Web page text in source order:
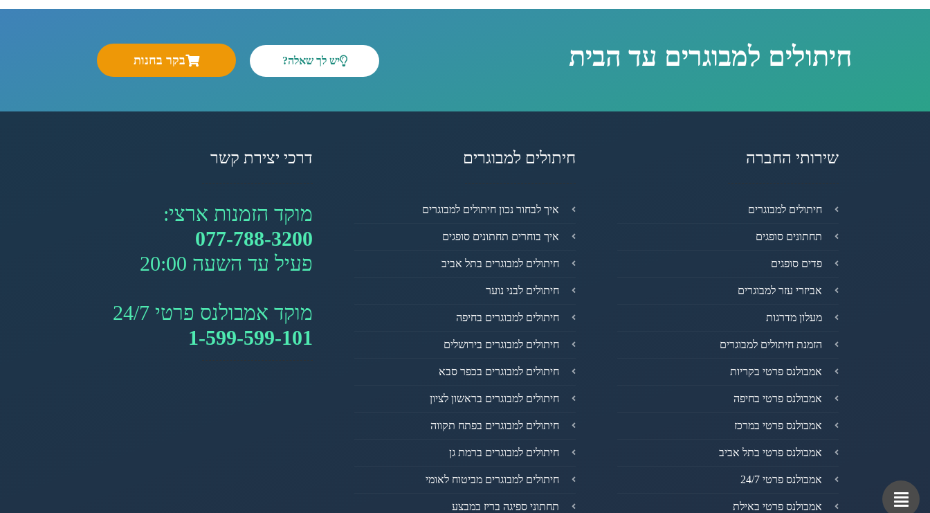
חיתולים למבוגרים עד הבית יש לך שאלה? בקר בחנות
שירותי החברה
חיתולים למבוגרים
תחתונים סופגים
פדים סופגים
אביזרי עזר למבוגרים
מעלון מדרגות
הזמנת חיתולים למבוגרים
אמבולנס פרטי בקריות
אמבולנס פרטי בחיפה
אמבולנס פרטי במרכז
אמבולנס פרטי בתל אביב
אמבולנס פרטי 24/7
אמבולנס פרטי באילת
חיתולים למבוגרים
איך לבחור נכון חיתולים למבוגרים
איך בוחרים תחתונים סופגים
חיתולים למבוגרים בתל אביב
חיתולים לבני נוער
חיתולים למבוגרים בחיפה
חיתולים למבוגרים בירושלים
חיתולים למבוגרים בכפר סבא
חיתולים למבוגרים בראשון לציון
חיתולים למבוגרים בפתח תקווה
חיתולים למבוגרים ברמת גן
חיתולים למבוגרים מביטוח לאומי
תחתוני ספיגה בריז במבצע
דרכי יצירת קשר
מוקד הזמנות ארצי:
077-788-3200
פעיל עד השעה 20:00
מוקד אמבולנס פרטי 24/7
1-599-599-101